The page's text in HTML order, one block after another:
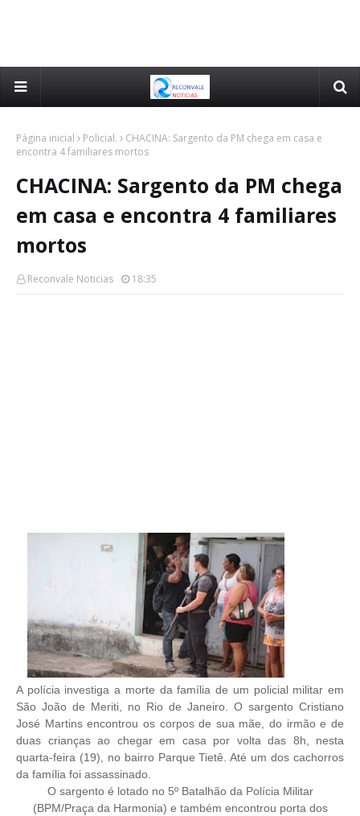
Página inicial Policial.
CHACINA: Sargento da PM chega em casa e
encontra 4 familiares mortos
CHACINA: Sargento da PM chega
em casa e encontra 4 familiares
mortos
Reconvale Noticias 18:35
A polícia investiga a morte da família de um policial militar em
São João de Meriti, no Rio de Janeiro. O sargento Cristiano
José Martins encontrou os corpos de sua mãe, do irmão e de
duas crianças ao chegar em casa por volta das 8h, nesta
quarta-feira (19), no bairro Parque Tietê. Até um dos cachorros
da família foi assassinado.
O sargento é lotado no 5º Batalhão da Polícia Militar
(BPM/Praça da Harmonia) e também encontrou porta dos